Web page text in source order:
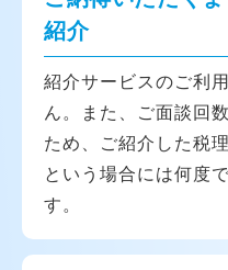
紹介
紹介サービスのご利
ん。また、ご面談回
ため、ご紹介した税
という場合には何度
す。